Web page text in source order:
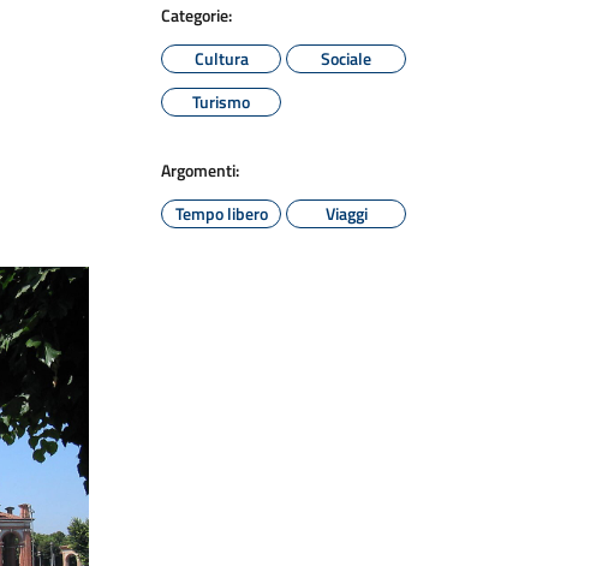
Categorie:
Cultura
Sociale
Turismo
Argomenti:
Tempo libero
Viaggi